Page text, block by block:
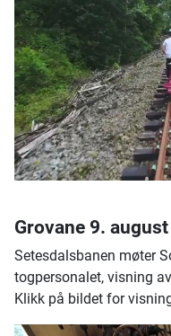
Grovane 9. august
Setesdalsbanen møter
togpersonalet, visning
Klikk på bildet for